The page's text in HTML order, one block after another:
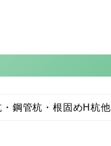
鋼管杭・根固めH杭他